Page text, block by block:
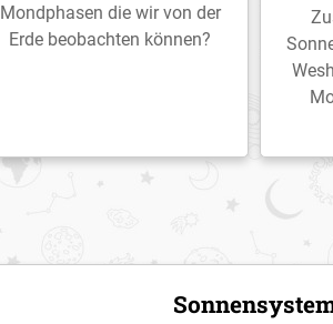
Mondphasen die wir von der
Erde beobachten können?